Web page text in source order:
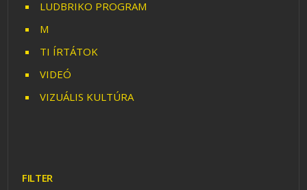
LUDBRIKO PROGRAM
M
TI ÍRTÁTOK
VIDEÓ
VIZUÁLIS KULTÚRA
FILTER